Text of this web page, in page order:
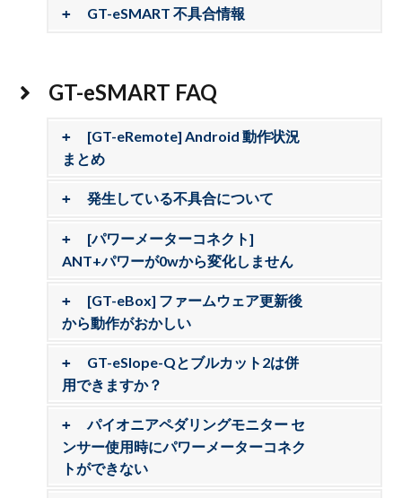
GT-eSMART 不具合情報
GT-eSMART FAQ
[GT-eRemote] Android 動作状況
まとめ
発生している不具合について
[パワーメーターコネクト]
ANT+パワーが0wから変化しません
[GT-eBox] ファームウェア更新後
から動作がおかしい
GT-eSlope-Qとブルカット2は併
用できますか？
パイオニアペダリングモニター セ
ンサー使用時にパワーメーターコネク
トができない